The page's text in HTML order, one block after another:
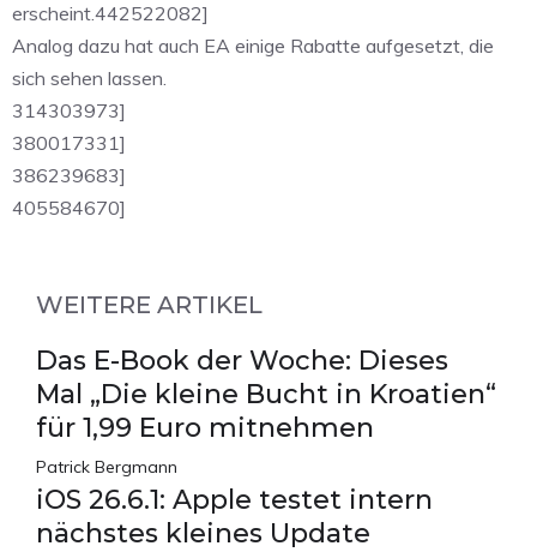
erscheint.442522082]
Analog dazu hat auch EA einige Rabatte aufgesetzt, die
sich sehen lassen.
314303973]
380017331]
386239683]
405584670]
WEITERE ARTIKEL
Das E-Book der Woche: Dieses
Mal „Die kleine Bucht in Kroatien“
für 1,99 Euro mitnehmen
Patrick Bergmann
iOS 26.6.1: Apple testet intern
nächstes kleines Update